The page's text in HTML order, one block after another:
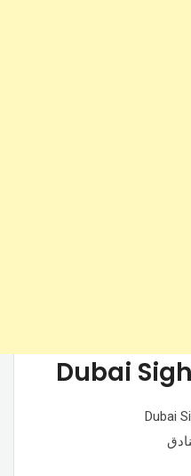
Dubai
Dubai